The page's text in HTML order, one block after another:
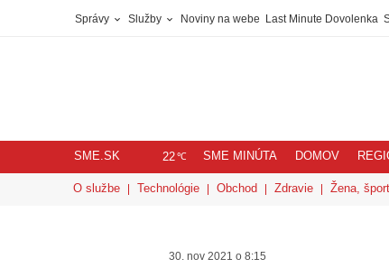
Správy Služby Noviny na webe Last Minute Dovolenka
SME.SK 22℃ SME MINÚTA DOMOV
O službe Technológie Obchod Zdravie Žena,
30. nov 2021 o 8:15